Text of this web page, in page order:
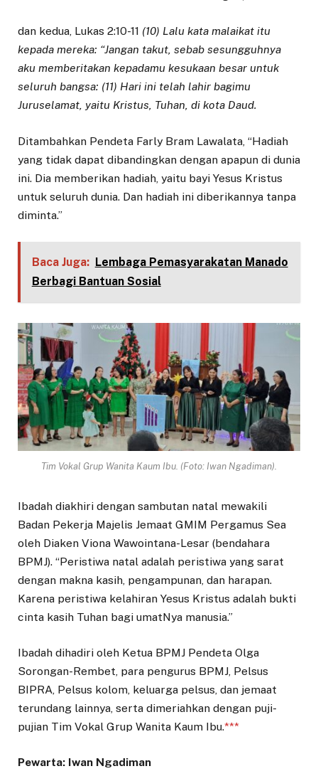
dan kedua, Lukas 2:10-11 (10) Lalu kata malaikat itu
kepada mereka: “Jangan takut, sebab sesungguhnya
aku memberitakan kepadamu kesukaan besar untuk
seluruh bangsa: (11) Hari ini telah lahir bagimu
Juruselamat, yaitu Kristus, Tuhan, di kota Daud.
Ditambahkan Pendeta Farly Bram Lawalata, “Hadiah
yang tidak dapat dibandingkan dengan apapun di dunia
ini. Dia memberikan hadiah, yaitu bayi Yesus Kristus
untuk seluruh dunia. Dan hadiah ini diberikannya tanpa
diminta.”
Baca Juga: Lembaga Pemasyarakatan Manado
Berbagi Bantuan Sosial
Tim Vokal Grup Wanita Kaum Ibu. (Foto: Iwan Ngadiman).
Ibadah diakhiri dengan sambutan natal mewakili
Badan Pekerja Majelis Jemaat GMIM Pergamus Sea
oleh Diaken Viona Wawointana-Lesar (bendahara
BPMJ). “Peristiwa natal adalah peristiwa yang sarat
dengan makna kasih, pengampunan, dan harapan.
Karena peristiwa kelahiran Yesus Kristus adalah bukti
cinta kasih Tuhan bagi umatNya manusia.”
Ibadah dihadiri oleh Ketua BPMJ Pendeta Olga
Sorongan-Rembet, para pengurus BPMJ, Pelsus
BIPRA, Pelsus kolom, keluarga pelsus, dan jemaat
terundang lainnya, serta dimeriahkan dengan puji-
pujian Tim Vokal Grup Wanita Kaum Ibu.***
Pewarta: Iwan Ngadiman